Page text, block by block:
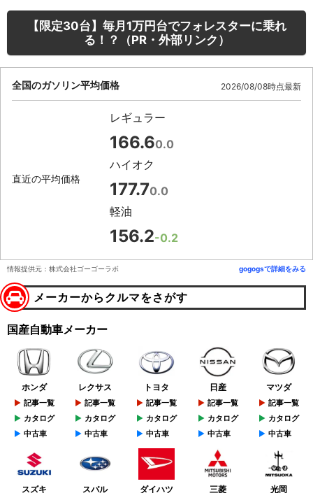
【限定30台】毎月1万円台でフォレスターに乗れ
る！？（PR・外部リンク）
全国のガソリン平均価格 2026/08/08時点最新
直近の平均価格
レギュラー
166.60.0
ハイオク
177.70.0
軽油
156.2-0.2
情報提供元：株式会社ゴーゴーラボ gogogsで詳細をみる
メーカーからクルマをさがす
国産自動車メーカー
ホンダ
記事一覧
カタログ
中古車
レクサス
記事一覧
カタログ
中古車
トヨタ
記事一覧
カタログ
中古車
日産
記事一覧
カタログ
中古車
マツダ
記事一覧
カタログ
中古車
スズキ スバル ダイハツ 三菱 光岡